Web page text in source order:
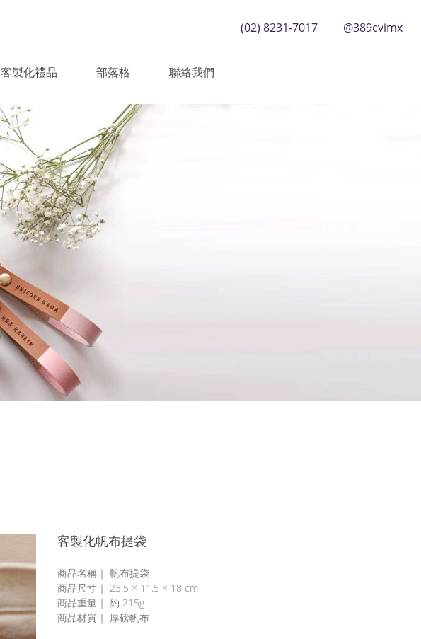
(02) 8231-7017 @389cvimx
客製化禮品 部落格 聯絡我們
客製化帆布提袋
商品名稱｜ 帆布提袋
商品尺寸｜ 23.5 × 11.5 × 18 cm
商品重量｜ 約 215g
商品材質｜ 厚磅帆布